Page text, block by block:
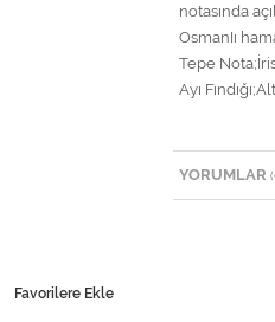
Favorilere Ekle
notasında
OsmanIı
Tepe
Ayı
YORUMLAR